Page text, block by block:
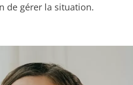
de gérer la situation.